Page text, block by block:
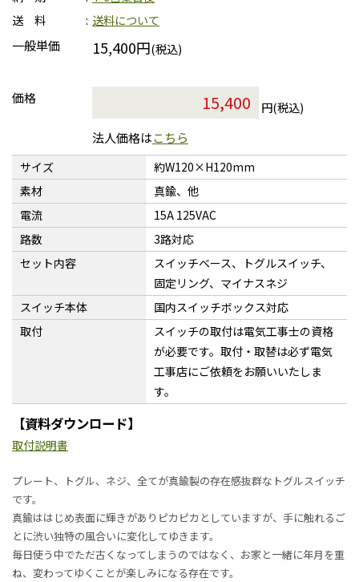
送 料
送料について
一般単価 15,400円(税込)
価格
円(税込)
法人価格はこちら
サイズ
約W120×H120mm
素材
真鍮、他
電流
15A 125VAC
路数
3路対応
セット内容
スイッチベース、トグルスイッチ、
固定リング、マイナスネジ
スイッチ本体
国内スイッチボックス対応
取付
スイッチの取付は電気工事士の資格
が必要です。取付・取替は必ず電気
工事店にご依頼をお願いいたしま
す。
【資料ダウンロード】
取付説明書
プレート、トグル、ネジ、全てが真鍮製の存在感抜群なトグルスイッチ
です。
真鍮ははじめ表面に輝きがありピカピカとしていますが、手に触れるご
とに渋い独特の風合いに変化してゆきます。
毎日使う中でただ古くなってしまうのではなく、お家と一緒に年月を重
ね、変わってゆくことが楽しみになる存在です。